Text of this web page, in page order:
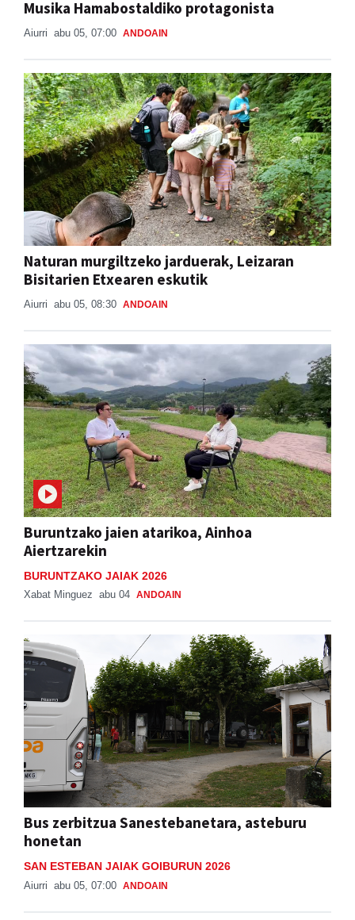
Musika Hamabostaldiko protagonista
Aiurri abu 05, 07:00 ANDOAIN
Naturan murgiltzeko jarduerak, Leizaran
Bisitarien Etxearen eskutik
Aiurri abu 05, 08:30 ANDOAIN
Buruntzako jaien atarikoa, Ainhoa
Aiertzarekin
BURUNTZAKO JAIAK 2026
Xabat Minguez abu 04 ANDOAIN
Bus zerbitzua Sanestebanetara, asteburu
honetan
SAN ESTEBAN JAIAK GOIBURUN 2026
Aiurri abu 05, 07:00 ANDOAIN